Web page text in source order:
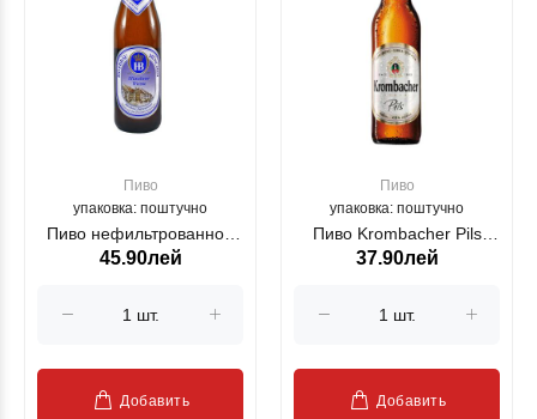
Пиво
упаковка: поштучно
Пиво нефильтрованное
"Hofbrau" Muenchner
45.90лей
Добавить
Пиво
упаковка: поштучно
Пиво Krombacher Pils
светлое 500мл
37.90лей
Добавить